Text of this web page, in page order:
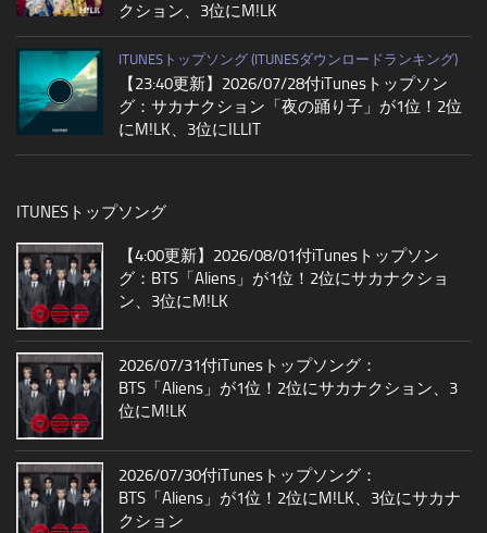
クション、3位にM!LK
ITUNESトップソング (ITUNESダウンロードランキング)
【23:40更新】2026/07/28付iTunesトップソン
グ：サカナクション「夜の踊り子」が1位！2位
にM!LK、3位にILLIT
ITUNESトップソング
【4:00更新】2026/08/01付iTunesトップソン
グ：BTS「Aliens」が1位！2位にサカナクショ
ン、3位にM!LK
2026/07/31付iTunesトップソング：
BTS「Aliens」が1位！2位にサカナクション、3
位にM!LK
2026/07/30付iTunesトップソング：
BTS「Aliens」が1位！2位にM!LK、3位にサカナ
クション